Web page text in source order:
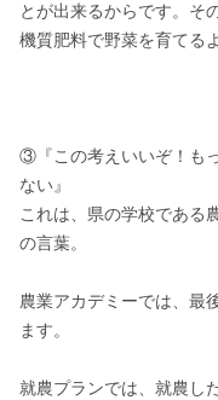
とが出来るからです。そ
機質肥料で野菜を育てる
③『この考えいいぞ！も
ない』
これは、県の学校である
の言葉。
農業アカデミーでは、最
ます。
就農プランでは、就農し